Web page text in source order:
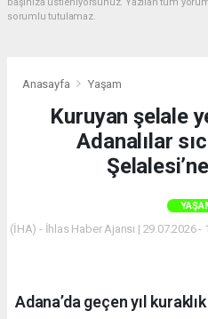
sorumlu tutulamaz.
Anasayfa Yaşam
Kuruyan şelale
Adanalılar
(İHA) - İhlas Haber Ajansı | 29.07.2026
Adana’da geçen yıl